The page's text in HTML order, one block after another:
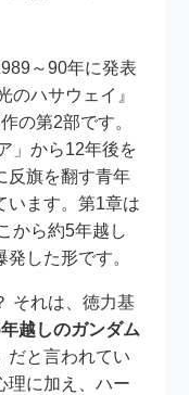
～90年に発表
のハサウェイ』
の第2部です。
」から12年後を
反旗を翻す青年
います。第1章は
から約5年越し
した形です。
それは、徳力基
年越しのガンダム
だと言われてい
理に加え、ハー